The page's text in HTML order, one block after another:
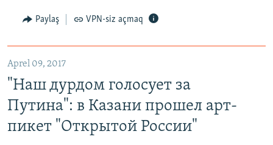
Paylaş VPN-siz açmaq
Aprel 09, 2017
"Наш дурдом голосует за
Путина": в Казани прошел арт-
пикет "Открытой России"